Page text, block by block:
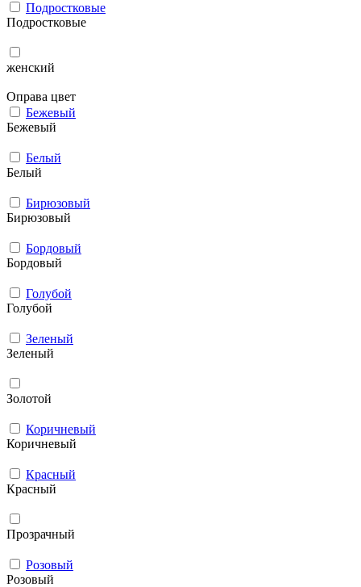
Подростковые
Подростковые
женский
Оправа цвет
Бежевый
Бежевый
Белый
Белый
Бирюзовый
Бирюзовый
Бордовый
Бордовый
Голубой
Голубой
Зеленый
Зеленый
Золотой
Коричневый
Коричневый
Красный
Красный
Прозрачный
Розовый
Розовый